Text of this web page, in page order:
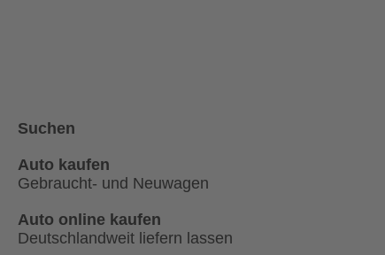
Suchen
Auto kaufen
Gebraucht- und Neuwagen
Auto online kaufen
Deutschlandweit liefern lassen